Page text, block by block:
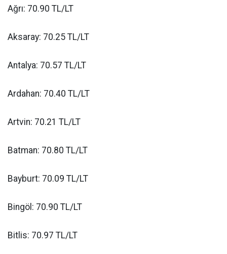
Ağrı: 70.90 TL/LT
Aksaray: 70.25 TL/LT
Antalya: 70.57 TL/LT
Ardahan: 70.40 TL/LT
Artvin: 70.21 TL/LT
Batman: 70.80 TL/LT
Bayburt: 70.09 TL/LT
Bingöl: 70.90 TL/LT
Bitlis: 70.97 TL/LT